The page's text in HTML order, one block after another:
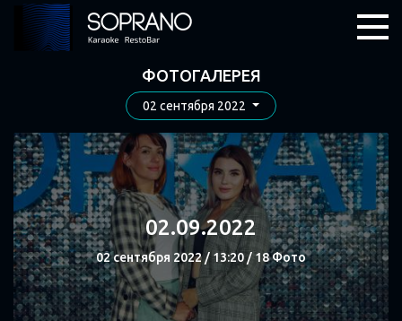
ФОТОГАЛЕРЕЯ
02 сентября 2022
02.09.2022
02 сентября 2022 / 13:20 / 18 Фото